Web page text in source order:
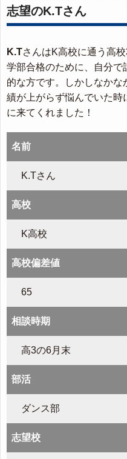
志望のK.Tさん
K.TさんはK高校に通う高
学部合格のために、自分で
的な方です。しかしなか
績が上がらず悩んでいた
に来てくれました！
名前
K.Tさん
高校
K高校
高校偏差値
65
相談時期
高3の6月末
部活
ダンス部
志望校